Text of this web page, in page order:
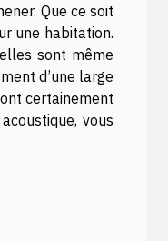
Que ce soit
une habitation.
sont même
d’une large
certainement
vous